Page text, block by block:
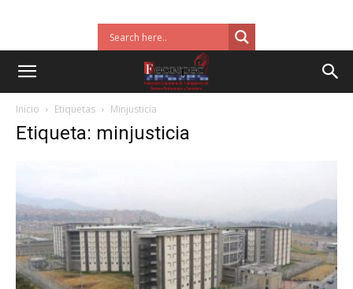
Inicio Etiquetas Minjusticia
Etiqueta: minjusticia